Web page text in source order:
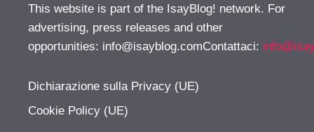
This website is part of the IsayBlog! network. For
advertising, press releases and other
opportunities: info@isayblog.comContattaci:
Dichiarazione sulla Privacy (UE)
Cookie Policy (UE)